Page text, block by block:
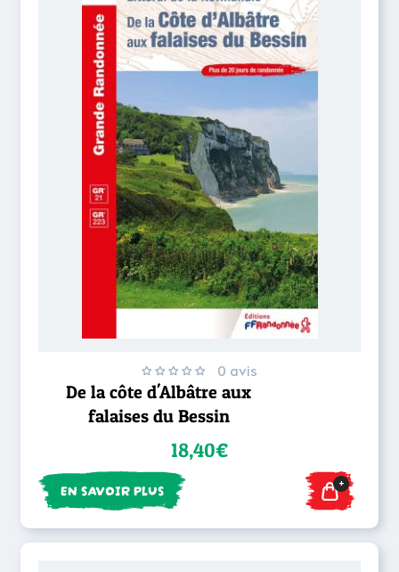
0 avis
De la côte d'Albâtre aux
falaises du Bessin
18,40€
EN SAVOIR PLUS +